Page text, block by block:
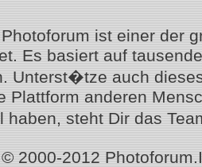
ist einer der
Es basiert auf
Unterst�tze auch
Plattform anderen
haben, steht Dir das
© 2000-2012